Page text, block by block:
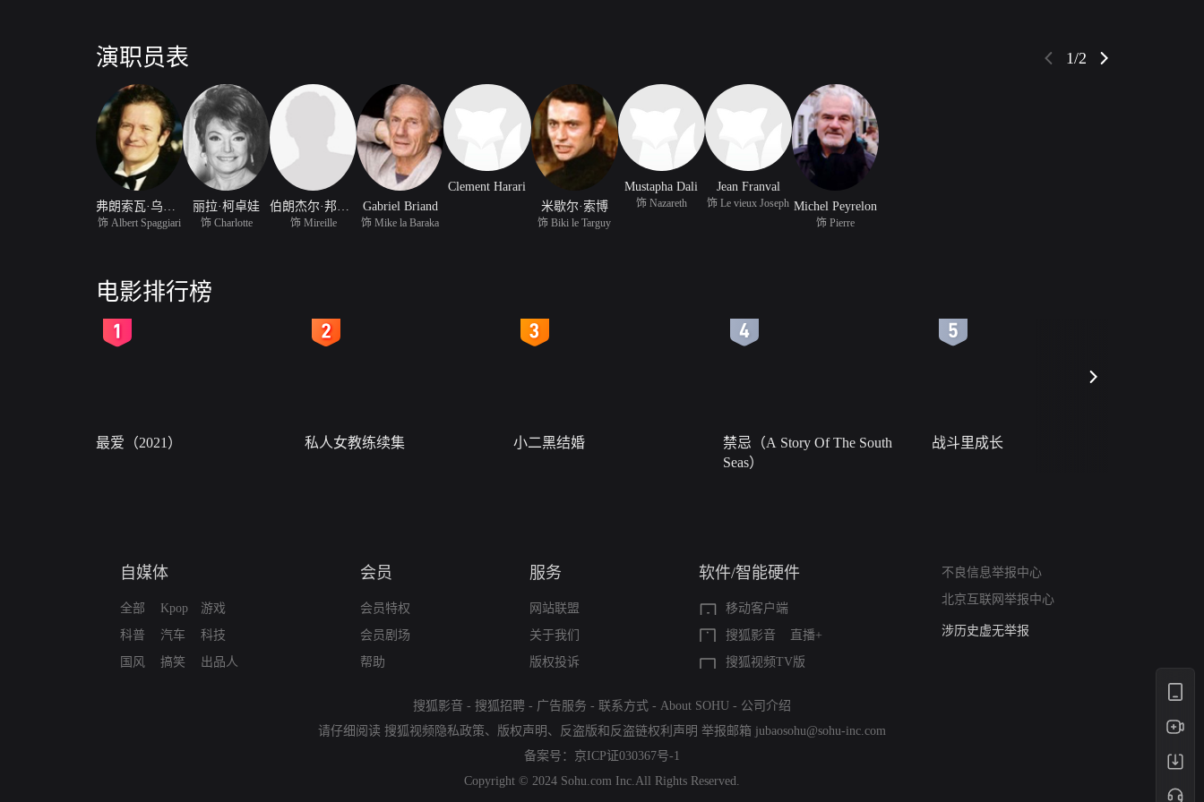
演职员表 1/2
饰 Albert Spaggiari
丽拉·柯卓娃
饰 Charlotte 饰 Mireille
Gabriel Briand
饰 Mike la Baraka
Clement Harari
米歇尔·索博
饰 Biki le Targuy
Mustapha Dali
饰 Nazareth
Jean Franval
饰 Le vieux Joseph Michel Peyrelon
饰 Pierre
电影排行榜
最爱（2021） 私人女教练续集 小二黑结婚
禁忌（A Story Of The South
Seas）
战斗里成长
自媒体
全部
科普
国风
Kpop
汽车
搞笑
游戏
科技
出品人
会员
会员特权
会员剧场
帮助
服务
网站联盟
关于我们
版权投诉
软件/智能硬件
移动客户端
搜狐影音
直播+
搜狐视频TV版
不良信息举报中心
北京互联网举报中心
亚运会举报专区
涉历史虚无举报
搜狐影音 - 搜狐招聘 - 广告服务 - 联系方式 - About SOHU - 公司介绍
请仔细阅读 搜狐视频隐私政策、 版权声明 、 反盗版和反盗链权利声明 举报邮箱 jubaosohu@sohu-inc.com
备案号： 京ICP证030367号-1
Copyright © 2024 Sohu.com Inc.All Rights Reserved.